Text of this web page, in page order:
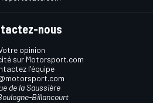
nous
opinion
sur Motorsport.com
l'équipe
de la Saussière
Billancourt